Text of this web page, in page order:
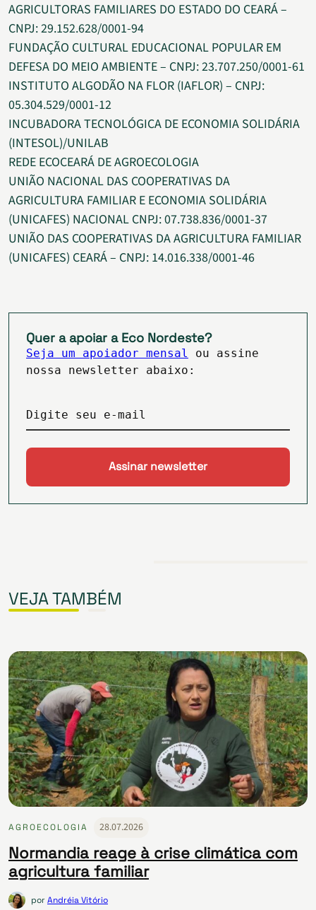
AGRICULTORAS FAMILIARES DO ESTADO DO CEARÁ –
CNPJ: 29.152.628/0001-94
FUNDAÇÃO CULTURAL EDUCACIONAL POPULAR EM
DEFESA DO MEIO AMBIENTE – CNPJ: 23.707.250/0001-61
INSTITUTO ALGODÃO NA FLOR (IAFLOR) – CNPJ:
05.304.529/0001-12
INCUBADORA TECNOLÓGICA DE ECONOMIA SOLIDÁRIA
(INTESOL)/UNILAB
REDE ECOCEARÁ DE AGROECOLOGIA
UNIÃO NACIONAL DAS COOPERATIVAS DA
AGRICULTURA FAMILIAR E ECONOMIA SOLIDÁRIA
(UNICAFES) NACIONAL CNPJ: 07.738.836/0001-37
UNIÃO DAS COOPERATIVAS DA AGRICULTURA FAMILIAR
(UNICAFES) CEARÁ – CNPJ: 14.016.338/0001-46
Quer a apoiar a Eco Nordeste?
Seja um apoiador mensal
ou assine
nossa newsletter abaixo:
Digite seu e-mail
VEJA TAMBÉM
AGROECOLOGIA 28.07.2026
Normandia reage à crise climática com
agricultura familiar
porAndréia Vitório